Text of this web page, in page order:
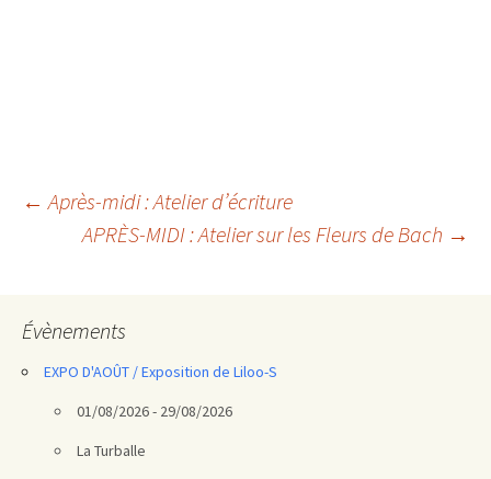
Navigation
← Après-midi : Atelier d’écriture
APRÈS-MIDI : Atelier sur les Fleurs de Bach →
Évènements
EXPO D'AOÛT / Exposition de Liloo-S
01/08/2026 - 29/08/2026
La Turballe